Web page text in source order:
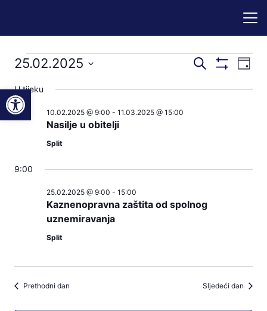
Događaji
for
25.02.2025
Događaji
Pretraži Dan
25.02.2025
datum.
U tijeku
Nasilje u obitelji
10.02.2025 @ 9:00 - 11.03.2025 @ 15:00
Split
9:00
Kaznenopravna zaštita od spolnog
uznemiravanja
25.02.2025 @ 9:00 - 15:00
Split
Prethodni dan Sljedeći dan
Open toolbar